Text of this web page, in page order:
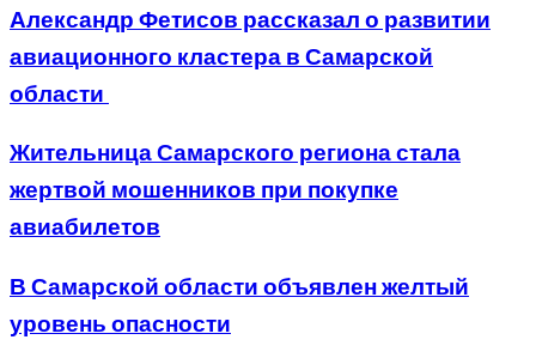
Александр Фетисов рассказал о развитии
авиационного кластера в Самарской
области
Жительница Самарского региона стала
жертвой мошенников при покупке
авиабилетов
В Самарской области объявлен желтый
уровень опасности